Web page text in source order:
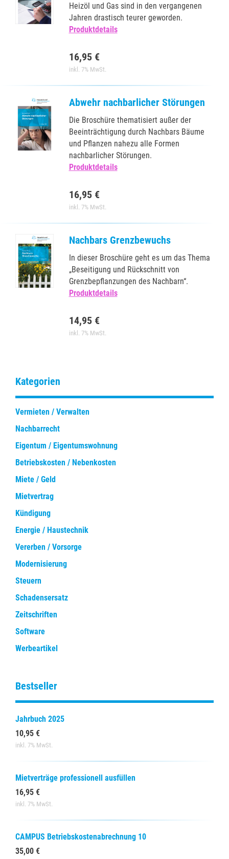
Heizöl und Gas sind in den vergangenen
Jahren drastisch teurer geworden.
Produktdetails
16,95 €
inkl. 7% MwSt.
Abwehr nachbarlicher Störungen
Die Broschüre thematisiert außer der
Beeinträchtigung durch Nachbars Bäume
und Pflanzen nahezu alle Formen
nachbarlicher Störungen.
Produktdetails
16,95 €
inkl. 7% MwSt.
Nachbars Grenzbewuchs
In dieser Broschüre geht es um das Thema
„Beseitigung und Rückschnitt von
Grenzbepflanzungen des Nachbarn“.
Produktdetails
14,95 €
inkl. 7% MwSt.
Kategorien
Vermieten / Verwalten
Nachbarrecht
Eigentum / Eigentumswohnung
Betriebskosten / Nebenkosten
Miete / Geld
Mietvertrag
Kündigung
Energie / Haustechnik
Vererben / Vorsorge
Modernisierung
Steuern
Schadensersatz
Zeitschriften
Software
Werbeartikel
Bestseller
Jahrbuch 2025
10,95 €
inkl. 7% MwSt.
Mietverträge professionell ausfüllen
16,95 €
inkl. 7% MwSt.
CAMPUS Betriebskostenabrechnung 10
35,00 €